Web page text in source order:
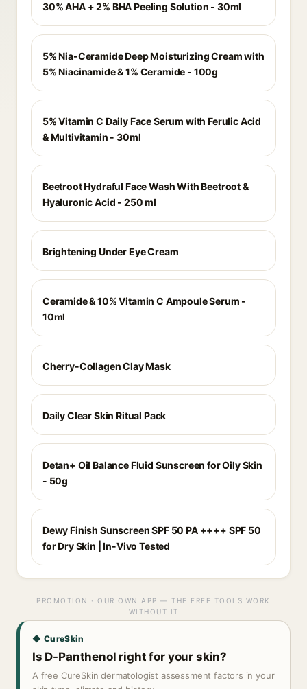
30% AHA + 2% BHA Peeling Solution - 30ml
5% Nia-Ceramide Deep Moisturizing Cream with
5% Niacinamide & 1% Ceramide - 100g
5% Vitamin C Daily Face Serum with Ferulic Acid
& Multivitamin - 30ml
Beetroot Hydraful Face Wash With Beetroot &
Hyaluronic Acid - 250 ml
Brightening Under Eye Cream
Ceramide & 10% Vitamin C Ampoule Serum -
10ml
Cherry-Collagen Clay Mask
Daily Clear Skin Ritual Pack
Detan+ Oil Balance Fluid Sunscreen for Oily Skin
- 50g
Dewy Finish Sunscreen SPF 50 PA ++++ SPF 50
for Dry Skin | In-Vivo Tested
PROMOTION · OUR OWN APP — THE FREE TOOLS WORK
WITHOUT IT
◆ CureSkin
Is D-Panthenol right for your skin?
A free CureSkin dermatologist assessment factors in your